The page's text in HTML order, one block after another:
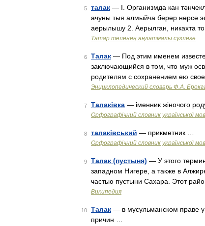
5 талак — I. Организмда кан
ачуны тыя алмыйча берәр нәрсә
аерылышу 2. Аерылган, никахта
Татар теленең аңлатмалы сүзлеге
6 Талак — Под этим именем
заключающийся в том, что муж
родителям с сохранением ею
Энциклопедический словарь Ф.А.
7 Талаківка — іменник жіночого
Орфографічний словник української
8 талаківський — прикметник …
Орфографічний словник української
9 Талак (пустыня) — У этого
западном Нигере, а также в
частью пустыни Сахара. Этот
Википедия
10 Талак — в мусульманском праве
причин …